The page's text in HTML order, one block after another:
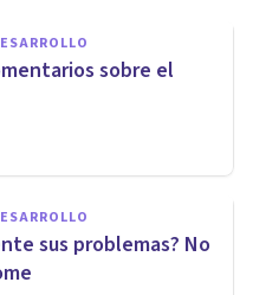
sobre el
sus problemas? No